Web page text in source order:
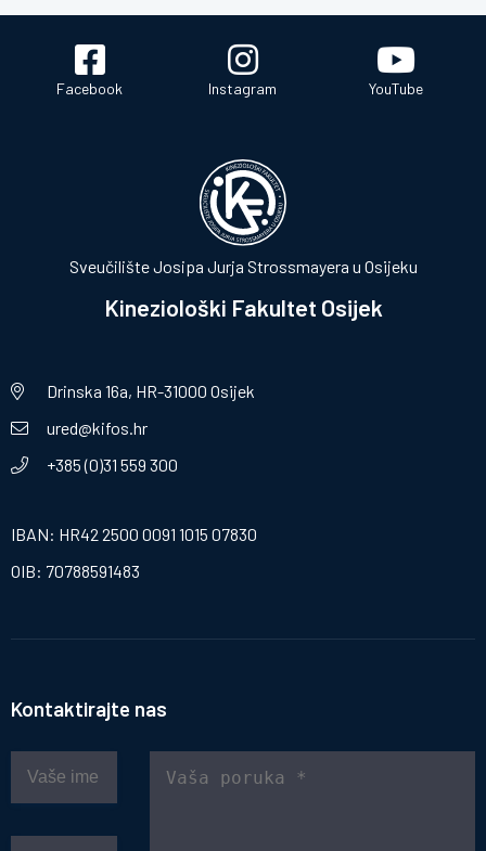
Facebook Instagram YouTube
Sveučilište Josipa Jurja Strossmayera u Osijeku
Kineziološki Fakultet Osijek
Drinska 16a, HR-31000 Osijek
ured@kifos.hr
+385 (0)31 559 300
IBAN: HR42 2500 0091 1015 07830
OIB: 70788591483
Kontaktirajte nas